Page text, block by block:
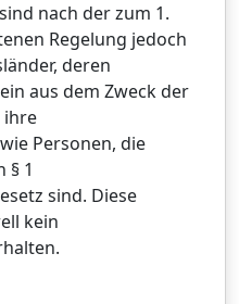
nach der zum 1.
Regelung jedoch
deren
aus dem Zweck der
ihre
Personen, die
§ 1
sind. Diese
kein